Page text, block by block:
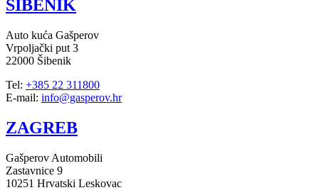
ŠIBENIK
Auto kuća Gašperov
Vrpoljački put 3
22000 Šibenik
Tel: +385 22 311800
E-mail: info@gasperov.hr
ZAGREB
Gašperov Automobili
Zastavnice 9
10251 Hrvatski Leskovac